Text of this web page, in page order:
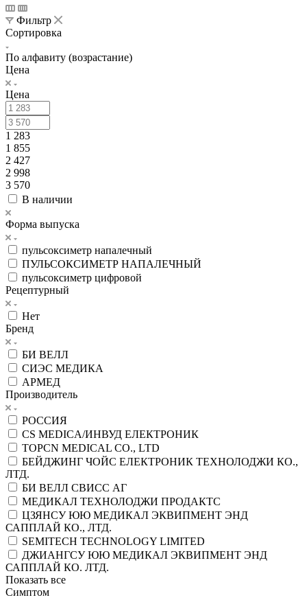
Фильтр
Сортировка
По алфавиту (возрастание)
Цена
Цена
1 283
1 855
2 427
2 998
3 570
В наличии
Форма выпуска
пульсоксиметр напалечный
ПУЛЬСОКСИМЕТР НАПАЛЕЧНЫЙ
пульсоксиметр цифровой
Рецептурный
Нет
Бренд
БИ ВЕЛЛ
СИЭС МЕДИКА
АРМЕД
Производитель
РОССИЯ
CS MEDICA/ИНВУД ЕЛЕКТРОНИК
TOPCN MEDICAL CO., LTD
БЕЙДЖИНГ ЧОЙС ЕЛЕКТРОНИК ТЕХНОЛОДЖИ КО.,
ЛТД.
БИ ВЕЛЛ СВИСС АГ
МЕДИКАЛ ТЕХНОЛОДЖИ ПРОДАКТС
ЦЗЯНСУ ЮЮ МЕДИКАЛ ЭКВИПМЕНТ ЭНД
САППЛАЙ КО., ЛТД.
SEMITECH TECHNOLOGY LIMITED
ДЖИАНГСУ ЮЮ МЕДИКАЛ ЭКВИПМЕНТ ЭНД
САППЛАЙ КО. ЛТД.
Показать все
Симптом